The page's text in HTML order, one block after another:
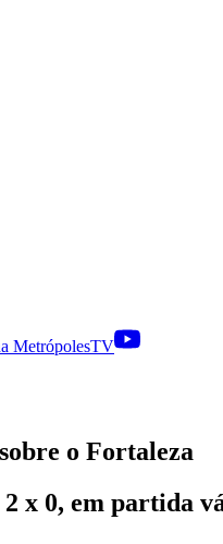
MetrópolesTV
o Fortaleza
x 0, em partida